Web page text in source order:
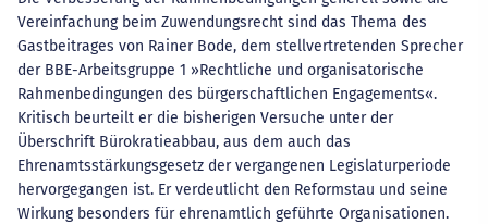
Vereinfachung beim Zuwendungsrecht sind das Thema des
Gastbeitrages von Rainer Bode, dem stellvertretenden Sprecher
der BBE-Arbeitsgruppe 1 »Rechtliche und organisatorische
Rahmenbedingungen des bürgerschaftlichen Engagements«.
Kritisch beurteilt er die bisherigen Versuche unter der
Überschrift Bürokratieabbau, aus dem auch das
Ehrenamtsstärkungsgesetz der vergangenen Legislaturperiode
hervorgegangen ist. Er verdeutlicht den Reformstau und seine
Wirkung besonders für ehrenamtlich geführte Organisationen.